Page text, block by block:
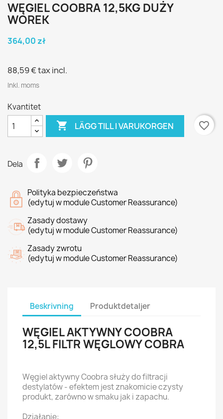
WĘGIEL COOBRA 12,5KG DUŻY
WOREK
364,00 zł
88,59 €tax incl.
Inkl. moms
Kvantitet
 LÄGG TILL I VARUKORGEN favorite_border
Dela
Polityka bezpieczeństwa
(edytuj w module Customer Reassurance)
Zasady dostawy
(edytuj w module Customer Reassurance)
Zasady zwrotu
(edytuj w module Customer Reassurance)
Beskrivning Produktdetaljer
WĘGIEL AKTYWNY COOBRA
12,5L FILTR WĘGLOWY COBRA
Węgiel aktywny Coobra służy do filtracji
destylatów - efektem jest znakomicie czysty
produkt, zarówno w smaku jak i zapachu.
Działanie: